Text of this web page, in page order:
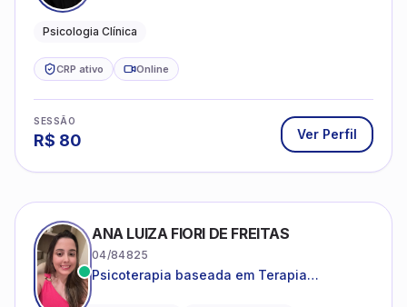
Psicologia Clínica
CRP ativo Online
SESSÃO
R$ 80 Ver Perfil
ANA LUIZA FIORI DE FREITAS
04/84825
Psicoterapia baseada em Terapia